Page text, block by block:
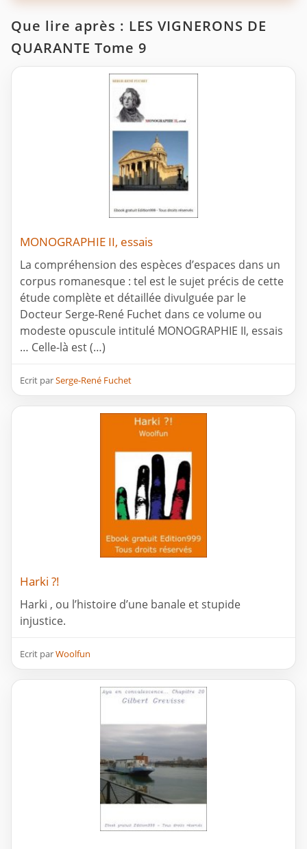
Que lire après : LES VIGNERONS DE
QUARANTE Tome 9
MONOGRAPHIE II, essais
La compréhension des espèces d’espaces dans un
corpus romanesque : tel est le sujet précis de cette
étude complète et détaillée divulguée par le
Docteur Serge-René Fuchet dans ce volume ou
modeste opuscule intitulé MONOGRAPHIE II, essais
… Celle-là est (…)
Ecrit parSerge-René Fuchet
Harki ?!
Harki , ou l’histoire d’une banale et stupide
injustice.
Ecrit parWoolfun